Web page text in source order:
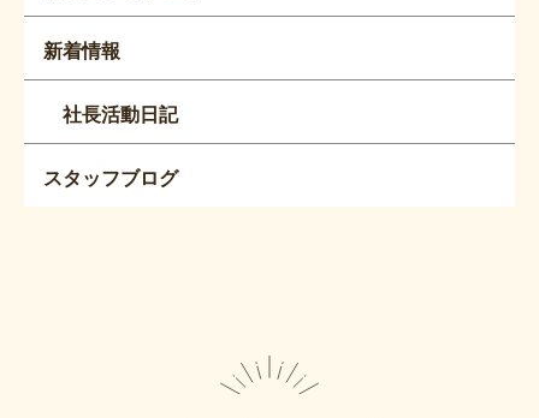
新着情報
社長活動日記
スタッフブログ